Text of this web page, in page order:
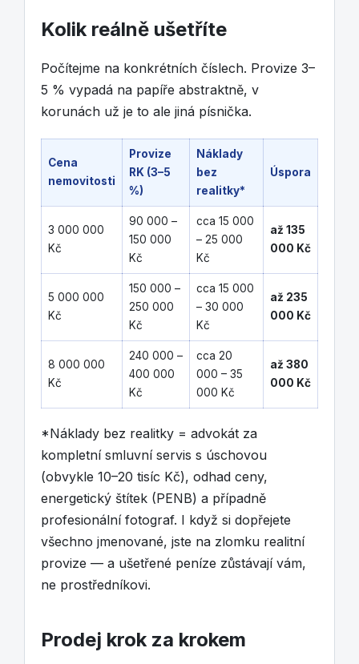
Kolik reálně ušetříte
Počítejme na konkrétních číslech. Provize 3–
5 % vypadá na papíře abstraktně, v
korunách už je to ale jiná písnička.
Cena
nemovitosti
Provize
RK (3–5
%)
Náklady
bez
realitky*
Úspora
3 000 000
Kč
90 000 –
150 000
Kč
cca 15 000
– 25 000
Kč
až 135
000 Kč
5 000 000
Kč
150 000 –
250 000
Kč
cca 15 000
– 30 000
Kč
až 235
000 Kč
8 000 000
Kč
240 000 –
400 000
Kč
cca 20
000 – 35
000 Kč
až 380
000 Kč
*Náklady bez realitky = advokát za
kompletní smluvní servis s úschovou
(obvykle 10–20 tisíc Kč), odhad ceny,
energetický štítek (PENB) a případně
profesionální fotograf. I když si dopřejete
všechno jmenované, jste na zlomku realitní
provize — a ušetřené peníze zůstávají vám,
ne prostředníkovi.
Prodej krok za krokem